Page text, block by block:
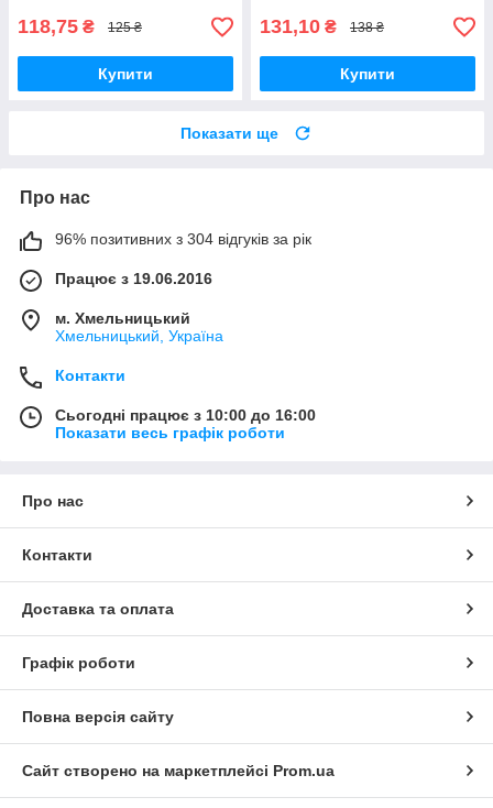
118,75 ₴ 125 ₴
Купити
131,10 ₴ 138 ₴
Купити
Показати ще
Про нас
96% позитивних з 304 відгуків за рік
Працює з 19.06.2016
м. Хмельницький
Хмельницький, Україна
Контакти
Сьогодні працює з 10:00 до 16:00
Показати весь графік роботи
Про нас
Контакти
Доставка та оплата
Графік роботи
Повна версія сайту
Сайт створено на маркетплейсі Prom.ua